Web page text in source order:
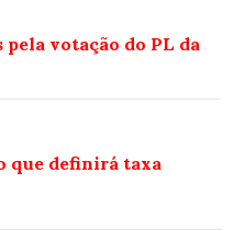
votação do PL da
que definirá taxa